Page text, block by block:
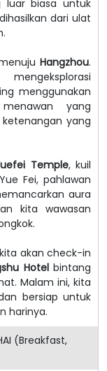
luar biasa untuk
dari ulat
Hangzhou.
menggunakan
yang
yang
Temple, kuil
Fei, pahlawan
aura
kita wawasan
akan check-in
Hotelbintang
Malam ini, kita
bersiap untuk
harinya.
(Breakfast,